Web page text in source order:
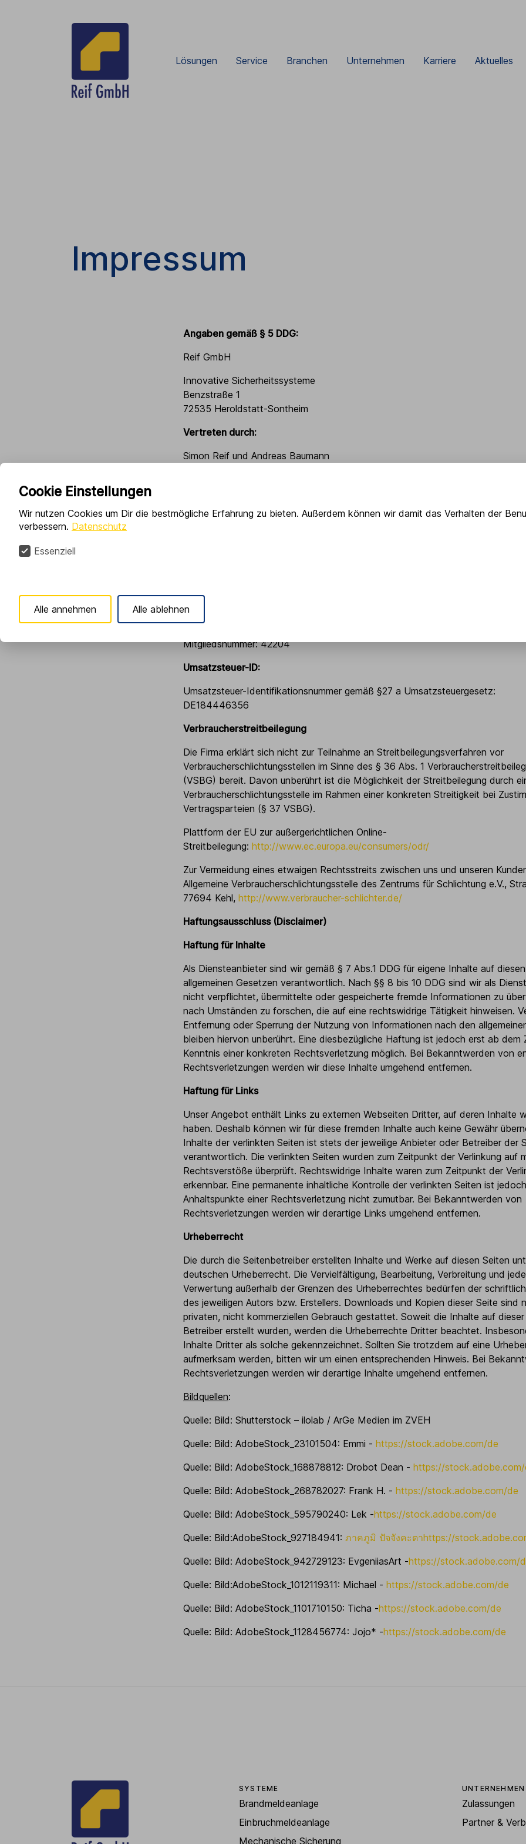
Lösungen Service Branchen Unternehmen Karriere Aktuelles
Impressum
Angaben gemäß § 5 DDG:
Reif GmbH
Innovative Sicherheitssysteme
Benzstraße 1
72535 Heroldstatt-Sontheim
Vertreten durch:
Simon Reif und Andreas Baumann
Telefax: 07389/90 93 -20
Registergericht:Ulm
Registernummer: HRB 3453
Mitgliedsnummer: 42204
Umsatzsteuer-ID:
Umsatzsteuer-Identifikationsnummer gemäß §27 a Umsatzsteuergesetz:
DE184446356
Verbraucherstreitbeilegung
Die Firma erklärt sich nicht zur Teilnahme an Streitbeilegungsverfahren vor
Verbraucherschlichtungsstellen im Sinne des § 36 Abs. 1
(VSBG) bereit. Davon unberührt ist die Möglichkeit der Streitbeilegung durch
Verbraucherschlichtungsstelle im Rahmen einer konkreten Streitigkeit bei
Vertragsparteien (§ 37 VSBG).
Plattform der EU zur außergerichtlichen Online-
Streitbeilegung: http://www.ec.europa.eu/consumers/odr/
Zur Vermeidung eines etwaigen Rechtsstreits zwischen uns und unseren
Allgemeine Verbraucherschlichtungsstelle des Zentrums für Schlichtung e.V.,
77694 Kehl, http://www.verbraucher-schlichter.de/
Haftungsausschluss (Disclaimer)
Haftung für Inhalte
Als Diensteanbieter sind wir gemäß § 7 Abs.1 DDG für eigene Inhalte auf
allgemeinen Gesetzen verantwortlich. Nach §§ 8 bis 10 DDG sind wir als
nicht verpflichtet, übermittelte oder gespeicherte fremde Informationen zu
nach Umständen zu forschen, die auf eine rechtswidrige Tätigkeit hinweisen.
Entfernung oder Sperrung der Nutzung von Informationen nach den
bleiben hiervon unberührt. Eine diesbezügliche Haftung ist jedoch erst ab dem
Kenntnis einer konkreten Rechtsverletzung möglich. Bei Bekanntwerden von
Rechtsverletzungen werden wir diese Inhalte umgehend entfernen.
Haftung für Links
Unser Angebot enthält Links zu externen Webseiten Dritter, auf deren Inhalte
haben. Deshalb können wir für diese fremden Inhalte auch keine Gewähr
Inhalte der verlinkten Seiten ist stets der jeweilige Anbieter oder Betreiber der
verantwortlich. Die verlinkten Seiten wurden zum Zeitpunkt der Verlinkung auf
Rechtsverstöße überprüft. Rechtswidrige Inhalte waren zum Zeitpunkt der
erkennbar. Eine permanente inhaltliche Kontrolle der verlinkten Seiten ist
Anhaltspunkte einer Rechtsverletzung nicht zumutbar. Bei Bekanntwerden von
Rechtsverletzungen werden wir derartige Links umgehend entfernen.
Urheberrecht
Die durch die Seitenbetreiber erstellten Inhalte und Werke auf diesen Seiten
deutschen Urheberrecht. Die Vervielfältigung, Bearbeitung, Verbreitung und
Verwertung außerhalb der Grenzen des Urheberrechtes bedürfen der
des jeweiligen Autors bzw. Erstellers. Downloads und Kopien dieser Seite sind
privaten, nicht kommerziellen Gebrauch gestattet. Soweit die Inhalte auf
Betreiber erstellt wurden, werden die Urheberrechte Dritter beachtet.
Inhalte Dritter als solche gekennzeichnet. Sollten Sie trotzdem auf eine
aufmerksam werden, bitten wir um einen entsprechenden Hinweis. Bei
Rechtsverletzungen werden wir derartige Inhalte umgehend entfernen.
Bildquellen:
Quelle: Bild: Shutterstock – ilolab / ArGe Medien im ZVEH
Quelle: Bild: AdobeStock_23101504: Emmi - https://stock.adobe.com/de
Quelle: Bild: AdobeStock_168878812: Drobot Dean - https://
Quelle: Bild: AdobeStock_268782027: Frank H. - https://stock.adobe.com/de
Quelle: Bild: AdobeStock_595790240: Lek -https://stock.adobe.com/de
Quelle: Bild:AdobeStock_927184941: ภาคภูมิ ปัจจังคะตาhttps://
Quelle: Bild: AdobeStock_942729123: EvgeniiasArt -https://stock.adobe.com/
Quelle: Bild:AdobeStock_1012119311: Michael - https://stock.adobe.com/de
Quelle: Bild: AdobeStock_1101710150: Ticha -https://stock.adobe.com/de
Quelle: Bild: AdobeStock_1128456774: Jojo* -https://stock.adobe.com/de
SYSTEME
Brandmeldeanlage
Einbruchmeldeanlage
Mechanische Sicherung
UNTERNEHMEN
Zulassungen
Partner &
Cookie Einstellungen
Wir nutzen Cookies um Dir die bestmögliche Erfahrung zu bieten. Außerdem können wir damit das Verhalten der
verbessern. Datenschutz
Essenziell
Alle annehmen Alle ablehnen